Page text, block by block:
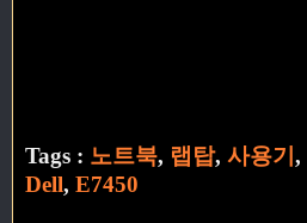
Tags : 노트북, 랩탑, 사용기 ,
Dell, E7450